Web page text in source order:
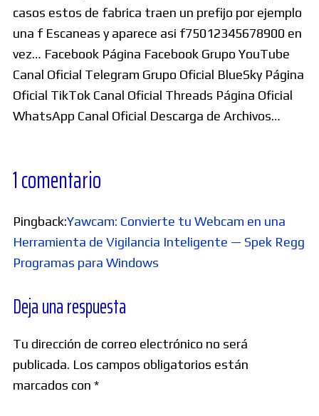
casos estos de fabrica traen un prefijo por ejemplo
una f Escaneas y aparece asi f75012345678900 en
vez… Facebook Página Facebook Grupo YouTube
Canal Oficial Telegram Grupo Oficial BlueSky Página
Oficial TikTok Canal Oficial Threads Página Oficial
WhatsApp Canal Oficial Descarga de Archivos…
1 comentario
Pingback:Yawcam: Convierte tu Webcam en una
Herramienta de Vigilancia Inteligente — Spek Regg
Programas para Windows
Deja una respuesta
Tu dirección de correo electrónico no será
publicada. Los campos obligatorios están
marcados con *